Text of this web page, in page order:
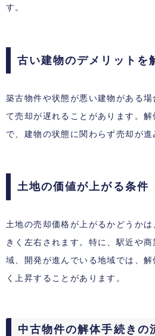
す。
古い建物のデメリットを
築古物件や状態が悪い建物がある
て売却が遅れることがあります。
で、建物の状態に関わらず売却が進
土地の価値が上がる条件
土地の売却価格が上がるかどうか
きく左右されます。特に、駅近や
域、開発が進んでいる地域では、解
く上昇することがあります。
中古物件の解体手続きの